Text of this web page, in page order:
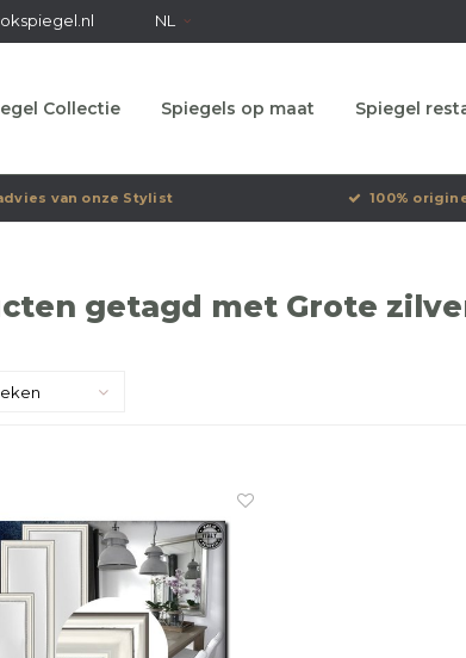
NL
Collectie Spiegels op maat Spiegel
van onze Stylist 100%
getagd met Grote